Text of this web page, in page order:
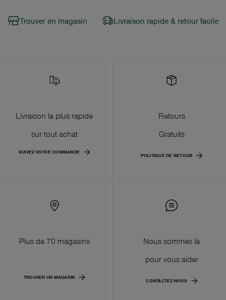
Trouver en magasin Livraison rapide & retour facile
Livraison la plus rapide
sur tout achat
SUIVEZ VOTRE COMMANDE
Retours
Gratuits
POLITIQUE DE RETOUR
Plus de 70 magasins
TROUVER UN MAGASIN
Nous sommes là
pour vous aider
CONTACTEZ-NOUS